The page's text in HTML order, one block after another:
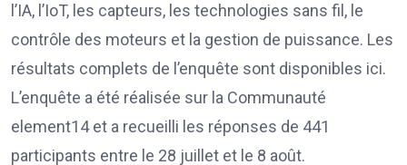
l’IA, l’IoT, les capteurs, les technologies sans fil, le
contrôle des moteurs et la gestion de puissance. Les
résultats complets de l’enquête sont disponibles ici.
L’enquête a été réalisée sur la Communauté
element14 et a recueilli les réponses de 441
participants entre le 28 juillet et le 8 août.